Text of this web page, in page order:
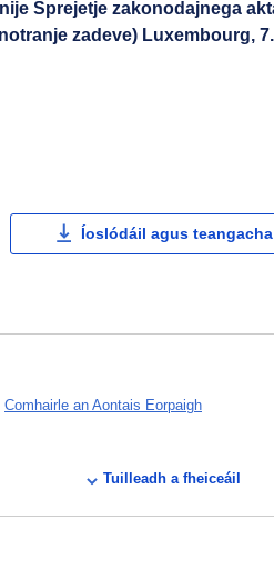
Sprejetje zakonodajnega
zadeve) Luxembourg,
Íoslódáil agus teangacha
Comhairle an Aontais Eorpaigh
Tuilleadh a fheiceáil